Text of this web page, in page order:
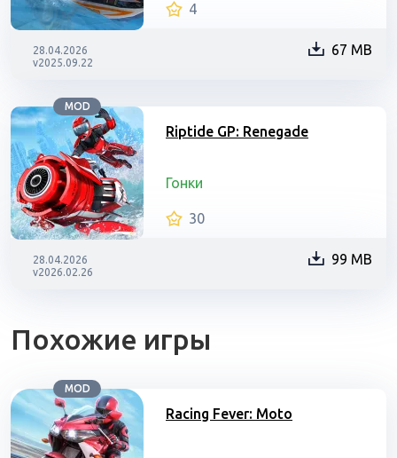
4
28.04.2026
v2025.09.22
67 MB
MOD
Riptide GP: Renegade
Гонки
30
28.04.2026
v2026.02.26
99 MB
Похожие игры
MOD
Racing Fever: Moto